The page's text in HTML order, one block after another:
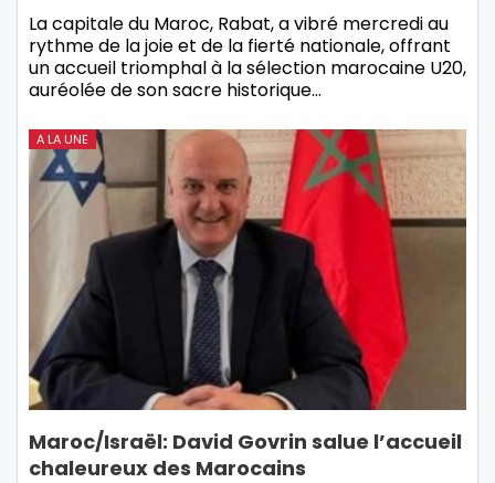
La capitale du Maroc, Rabat, a vibré mercredi au
rythme de la joie et de la fierté nationale, offrant
un accueil triomphal à la sélection marocaine U20,
auréolée de son sacre historique…
A LA UNE
Maroc/Israël: David Govrin salue l’accueil
chaleureux des Marocains